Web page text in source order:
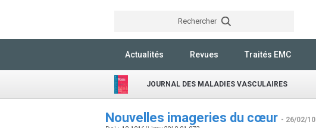
Rechercher
Actualités Revues Traités EMC
JOURNAL DES MALADIES VASCULAIRES
Nouvelles imageries du cœur - 26/02/10